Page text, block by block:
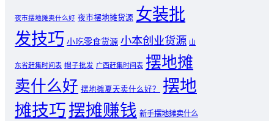
夜市摆地摊卖什么好 夜市摆地摊货源 女装批
发技巧 小吃零食货源 小本创业货源 山
东省赶集时间表 帽子批发 广西赶集时间表 摆地摊
卖什么好 摆地摊夏天卖什么好？
摆地
摊技巧摆摊赚钱 新手摆地摊卖什么